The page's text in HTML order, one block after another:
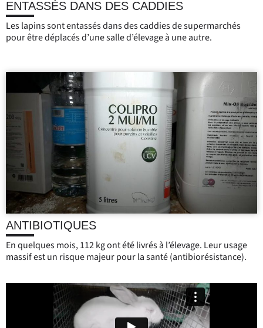
ENTASSÉS DANS DES CADDIES
Les lapins sont entassés dans des caddies de supermarchés
pour être déplacés d’une salle d’élevage à une autre.
ANTIBIOTIQUES
En quelques mois, 112 kg ont été livrés à l’élevage. Leur usage
massif est un risque majeur pour la santé (antibiorésistance).